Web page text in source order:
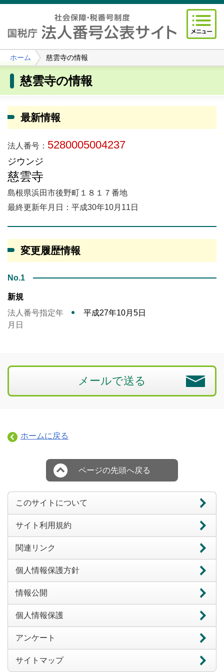
ホーム 慈雲寺の情報
慈雲寺の情報
最新情報
法人番号： 5280005004237
ジウンジ
慈雲寺
島根県浜田市後野町１８１７番地
最終更新年月日：平成30年10月11日
変更履歴情報
No.1
新規
法人番号指定年
月日
平成27年10月5日
メールで送る
ホームに戻る
ページの先頭へ戻る
このサイトについて
サイト利用規約
関連リンク
個人情報保護方針
情報公開
個人情報保護
アンケート
サイトマップ